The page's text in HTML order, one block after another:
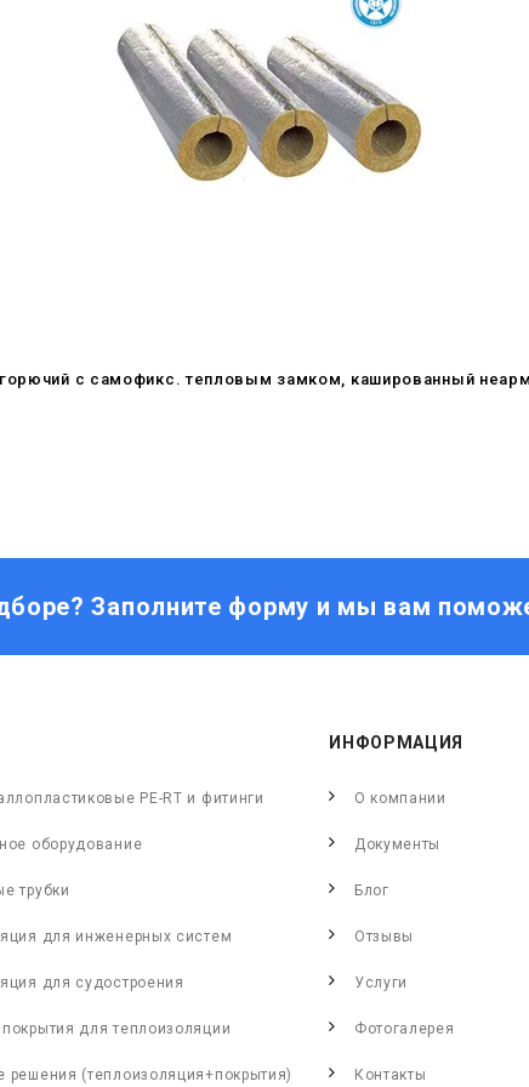
c самофикс. тепловым замком, кашированный
Заполните форму и мы вам
PE-RT и фитинги
оборудование
трубки
для инженерных систем
для судостроения
для теплоизоляции
решения (теплоизоляция+покрытия)
ИНФОРМАЦИЯ
О компании
Документы
Блог
Отзывы
Услуги
Фотогалерея
Контакты